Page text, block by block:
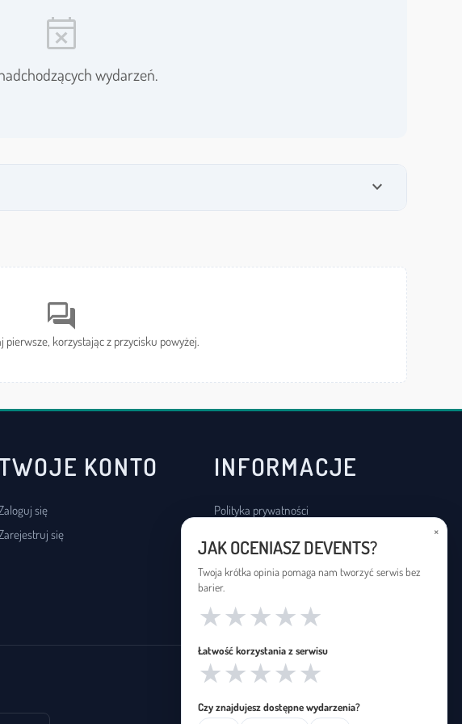
event_busy
wydarzeń.
expand_more
forum
pierwsze, korzystając z przycisku powyżej.
KONTO
się
się
INFORMACJE
Polityka prywatności
Deklaracja dostępności
×
JAK OCENIASZ DEVENTS?
Twoja krótka opinia pomaga nam tworzyć serwis bez
barier.
★
★
★
★
★
Łatwość korzystania z serwisu
★
★
★
★
★
Czy znajdujesz dostępne wydarzenia?